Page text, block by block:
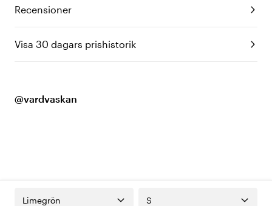
Recensioner
Visa 30 dagars prishistorik
@vardvaskan
Limegrön S